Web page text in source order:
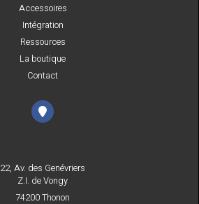
Accessoires
Intégration
Ressources
La boutique
Contact
22, Av. des Genévriers
Z.I. de Vongy
74200 Thonon